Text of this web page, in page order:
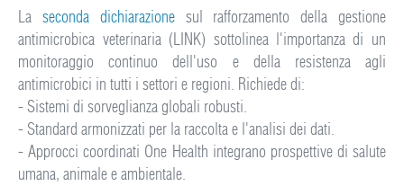
La seconda dichiarazionesul rafforzamento della gestione
antimicrobica veterinaria (LINK) sottolinea l'importanza di un
monitoraggio continuo dell'uso e della resistenza agli
antimicrobici in tutti i settori e regioni. Richiede di:
- Sistemi di sorveglianza globali robusti.
- Standard armonizzati per la raccolta e l'analisi dei dati.
- Approcci coordinati One Health integrano prospettive di salute
umana, animale e ambientale.